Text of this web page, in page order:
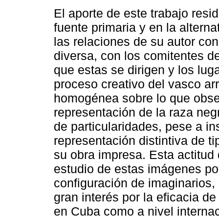
El aporte de este trabajo
fuente primaria y en la
las relaciones de su autor
diversa, con los comitentes
que estas se dirigen y los
proceso creativo del vasco
homogénea sobre lo que
representación de la raza
de particularidades, pese a
representación distintiva de
su obra impresa. Esta
estudio de estas imágenes
configuración de
gran interés por la eficacia
en Cuba como a nivel